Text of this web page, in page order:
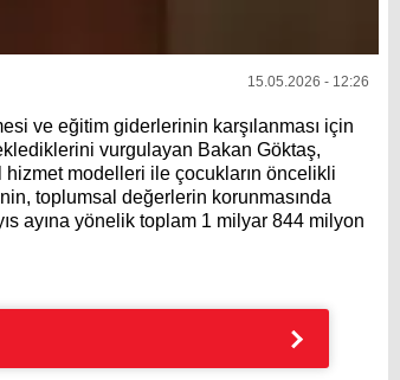
15.05.2026 - 12:26
ve eğitim giderlerinin karşılanması için
vurgulayan Bakan Göktaş,
hizmet modelleri ile çocukların öncelikli
toplumsal değerlerin korunmasında
ayına yönelik toplam 1 milyar 844 milyon